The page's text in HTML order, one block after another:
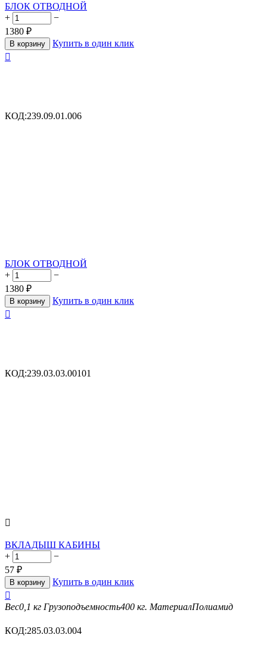
БЛОК ОТВОДНОЙ
+
−
1380 ₽
В корзину
Купить в один клик

КОД:239.09.01.006
БЛОК ОТВОДНОЙ
+
−
1380 ₽
В корзину
Купить в один клик

КОД:239.03.03.00101

ВКЛАДЫШ КАБИНЫ
+
−
57 ₽
В корзину
Купить в один клик

Вес0,1 кг Грузоподъемность400 кг. МатериалПолиамид
КОД:285.03.03.004